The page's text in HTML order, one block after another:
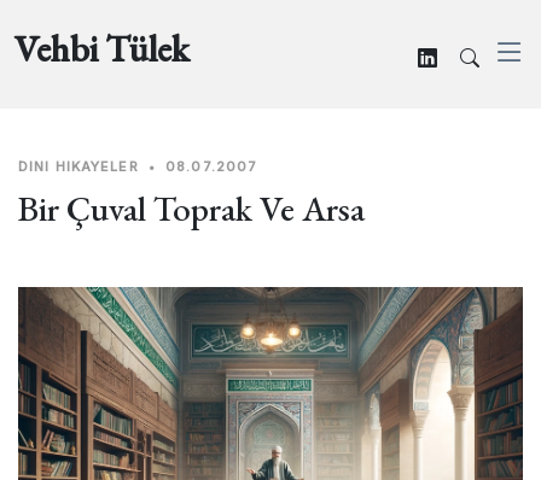
Vehbi Tülek
DINI HIKAYELER • 08.07.2007
Bir Çuval Toprak Ve Arsa